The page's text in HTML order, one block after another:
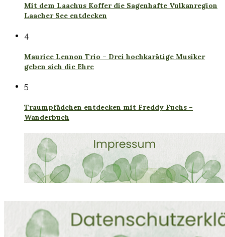
Mit dem Laachus Koffer die Sagenhafte Vulkanregion
Laacher See entdecken
4
Maurice Lennon Trio – Drei hochkarätige Musiker
geben sich die Ehre
5
Traumpfädchen entdecken mit Freddy Fuchs –
Wanderbuch